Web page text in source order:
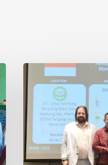
Petani
Swadaya
Indonesia
Raih
Sertifikasi
RSPO
di
Thailand